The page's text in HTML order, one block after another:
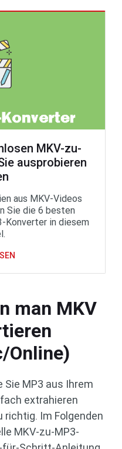
MKV-zu-
ausprobieren
aus MKV-Videos
Sie die 6 besten
Konverter in diesem
man MKV
Online)
Sie MP3 aus Ihrem
extrahieren
richtig. Im Folgenden
MKV-zu-MP3-